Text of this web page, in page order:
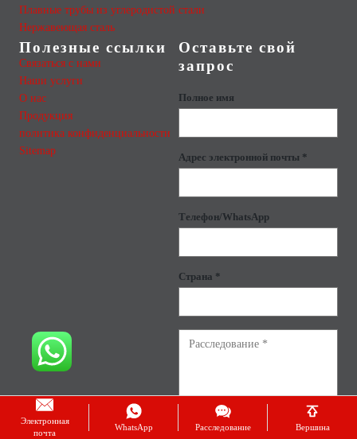
Электронная
почта
WhatsApp Расследование Вершина
Плавные трубы из углеродистой стали
Нержавеющая сталь
Полезные ссылки
Связаться с нами
Наши услуги
О нас
Продукция
политика конфиденциальности
Sitemap
Оставьте свой
запрос
Полное имя
Адрес электронной почты *
Телефон/WhatsApp
Страна *